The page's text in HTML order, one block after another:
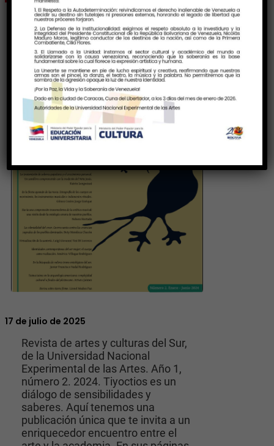
17 de julio de 2025
Revista de artes y culturas del Sur,
de la Universidad Nacional
Experimental de las Artes. Año 1,
número 2. 2024. Tiyoctios es un
diálogo de sensibilidades y
saberes. Aquí tenemos una
publicación única que te invita a un
enriquecedor encuentro entre el